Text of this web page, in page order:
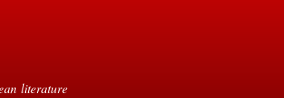
literature